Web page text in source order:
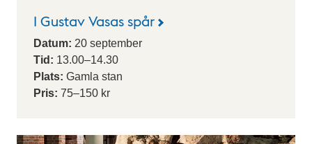
I Gustav Vasas spår
Datum: 20 september
Tid: 13.00–14.30
Plats: Gamla stan
Pris: 75–150 kr